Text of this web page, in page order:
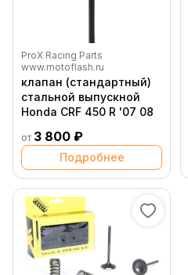
ProX Racing Parts
www.motoflash.ru
клапан (стандартный)
стальной выпускной
Honda CRF 450 R '07 08
от 3 800 ₽
Подробнее